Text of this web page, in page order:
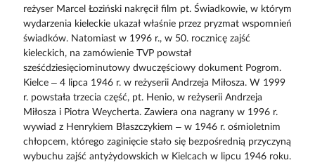
reżyser Marcel Łoziński nakręcił film pt. Świadkowie, w którym
wydarzenia kieleckie ukazał właśnie przez pryzmat wspomnień
świadków. Natomiast w 1996 r., w 50. rocznicę zajść
kieleckich, na zamówienie TVP powstał
sześćdziesięciominutowy dwuczęściowy dokument Pogrom.
Kielce – 4 lipca 1946 r. w reżyserii Andrzeja Miłosza. W 1999
r. powstała trzecia część, pt. Henio, w reżyserii Andrzeja
Miłosza i Piotra Weycherta. Zawiera ona nagrany w 1996 r.
wywiad z Henrykiem Błaszczykiem – w 1946 r. ośmioletnim
chłopcem, którego zaginięcie stało się bezpośrednią przyczyną
wybuchu zajść antyżydowskich w Kielcach w lipcu 1946 roku.